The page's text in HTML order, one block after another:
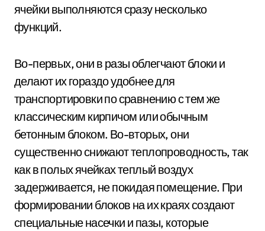
ячейки выполняются сразу несколько
функций.
Во-первых, они в разы облегчают блоки и
делают их гораздо удобнее для
транспортировки по сравнению с тем же
классическим кирпичом или обычным
бетонным блоком. Во-вторых, они
существенно снижают теплопроводность, так
как в полых ячейках теплый воздух
задерживается, не покидая помещение. При
формировании блоков на их краях создают
специальные насечки и пазы, которые